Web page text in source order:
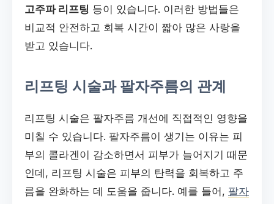
고주파 리프팅 등이 있습니다. 이러한 방법들은
비교적 안전하고 회복 시간이 짧아 많은 사랑을
받고 있습니다.
리프팅 시술과 팔자주름의 관계
리프팅 시술은 팔자주름 개선에 직접적인 영향을
미칠 수 있습니다. 팔자주름이 생기는 이유는 피
부의 콜라겐이 감소하면서 피부가 늘어지기 때문
인데, 리프팅 시술은 피부의 탄력을 회복하고 주
름을 완화하는 데 도움을 줍니다. 예를 들어, 팔자